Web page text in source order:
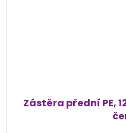
Zástěra přední PE,